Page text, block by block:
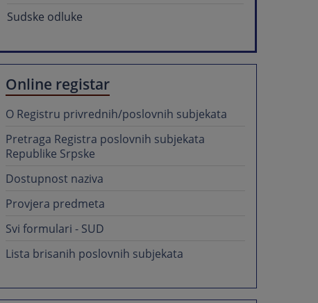
Sudske odluke
Online registar
O Registru privrednih/poslovnih subjekata
Pretraga Registra poslovnih subjekata
Republike Srpske
Dostupnost naziva
Provjera predmeta
Svi formulari - SUD
Lista brisanih poslovnih subjekata